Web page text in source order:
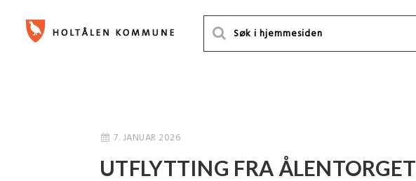
7. JANUAR 2026
UTFLYTTING FRA ÅLENTORGET